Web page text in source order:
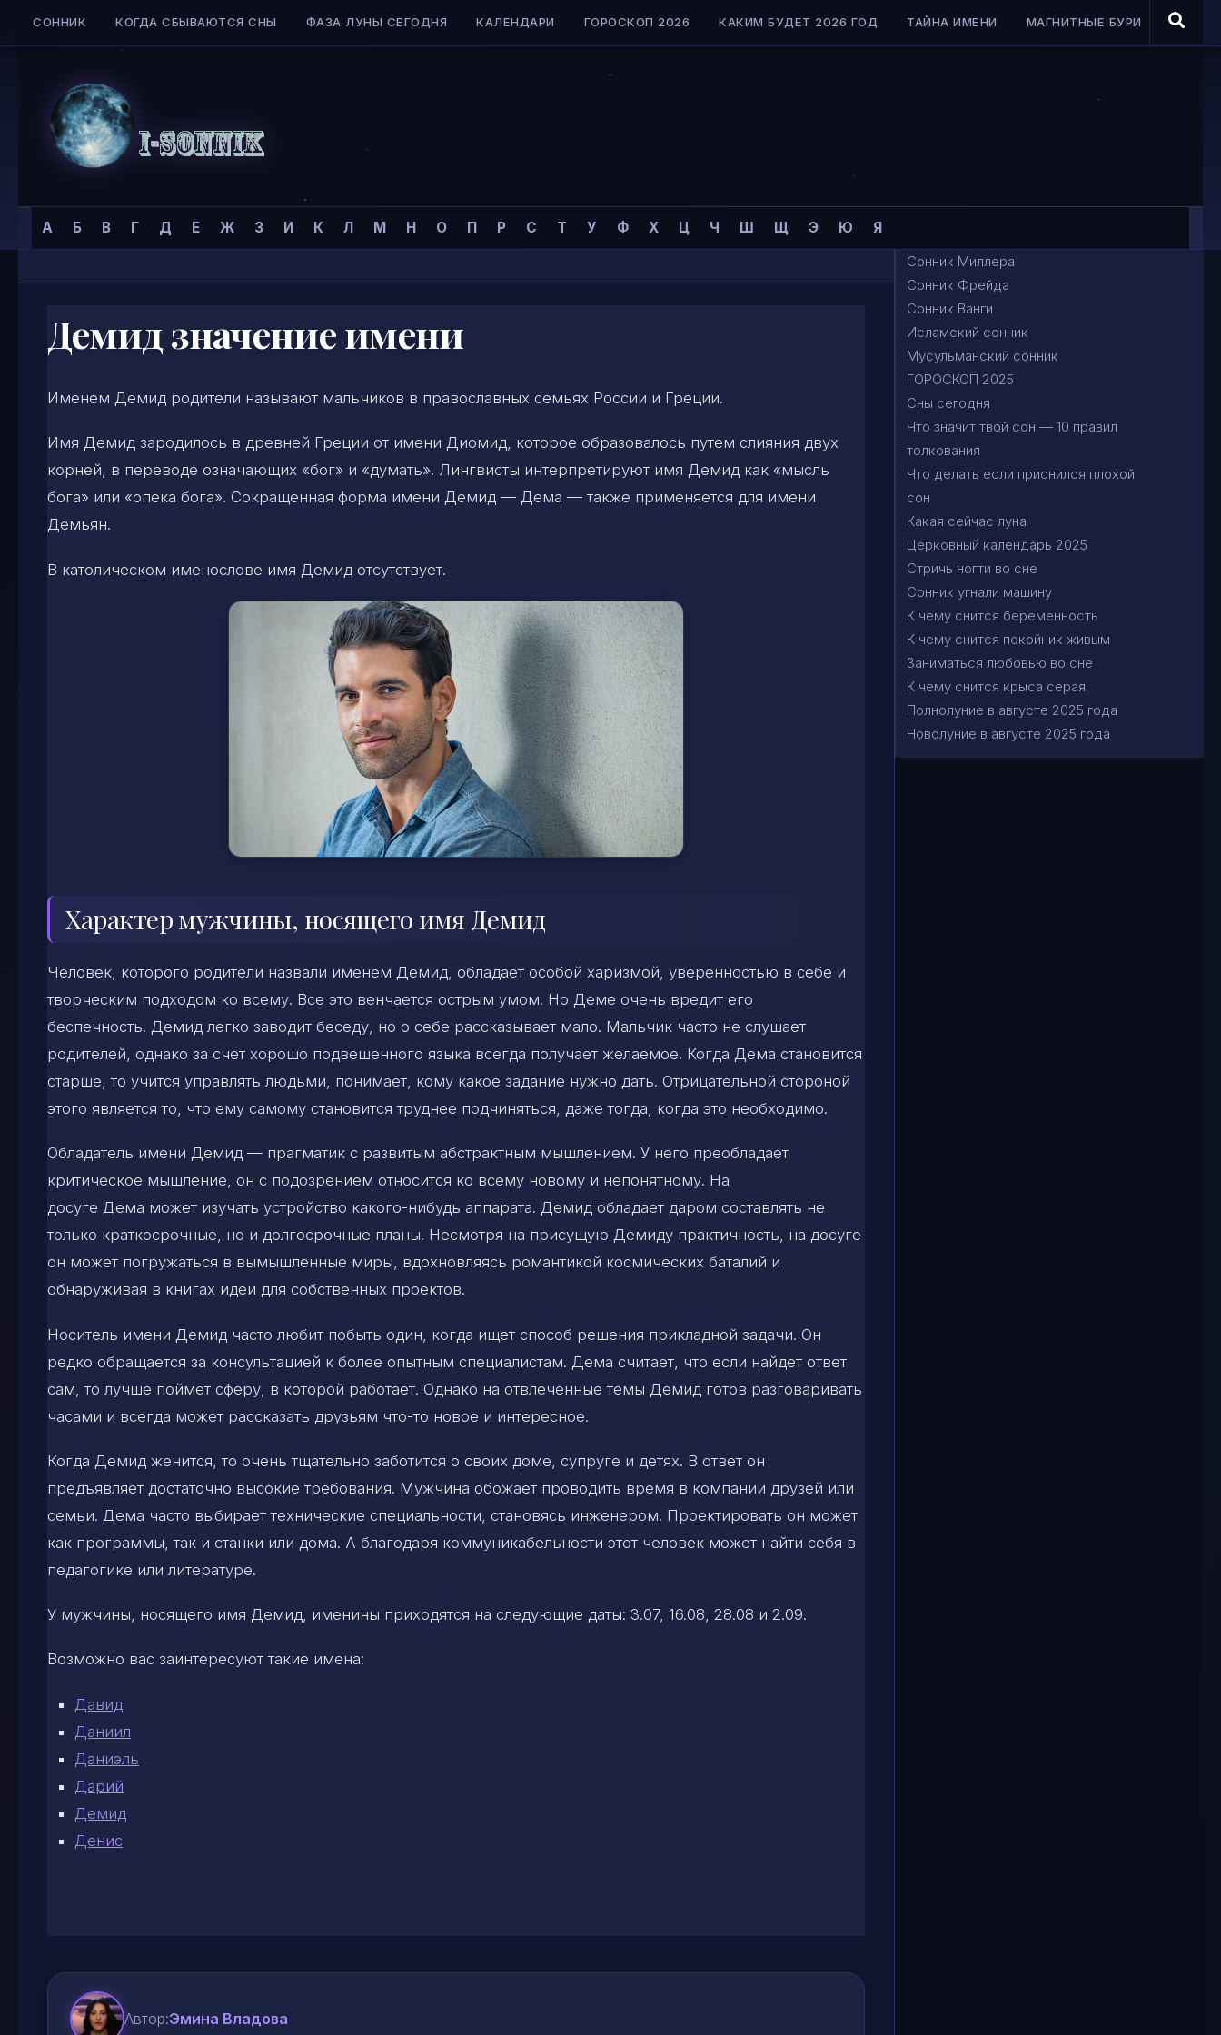
Skip to content
СОННИК КОГДА СБЫВАЮТСЯ СНЫ ФАЗА ЛУНЫ СЕГОДНЯ КАЛЕНДАРИ ГОРОСКОП 2026 КАКИМ БУДЕТ 2026 ГОД ТАЙНА ИМЕНИ МАГНИТНЫЕ БУРИ
Сонник
I-
А Б В Г Д Е Ж З И К Л М Н О П Р С Т У Ф Х Ц Ч Ш Щ Э Ю Я
Главная страница »Тайна имени »Мужские имена
Демид значение имени
Именем Демид родители называют мальчиков в православных семьях России и Греции.
Имя Демид зародилось в древней Греции от имени Диомид, которое образовалось путем слияния двух
корней, в переводе означающих «бог» и «думать». Лингвисты интерпретируют имя Демид как «мысль
бога» или «опека бога». Сокращенная форма имени Демид — Дема — также применяется для имени
Демьян.
В католическом именослове имя Демид отсутствует.
Характер мужчины, носящего имя Демид
Человек, которого родители назвали именем Демид, обладает особой харизмой, уверенностью в себе и
творческим подходом ко всему. Все это венчается острым умом. Но Деме очень вредит его
беспечность. Демид легко заводит беседу, но о себе рассказывает мало. Мальчик часто не слушает
родителей, однако за счет хорошо подвешенного языка всегда получает желаемое. Когда Дема становится
старше, то учится управлять людьми, понимает, кому какое задание нужно дать. Отрицательной стороной
этого является то, что ему самому становится труднее подчиняться, даже тогда, когда это необходимо.
Обладатель имени Демид — прагматик с развитым абстрактным мышлением. У него преобладает
критическое мышление, он с подозрением относится ко всему новому и непонятному. На
досуге Дема может изучать устройство какого-нибудь аппарата. Демид обладает даром составлять не
только краткосрочные, но и долгосрочные планы. Несмотря на присущую Демиду практичность, на досуге
он может погружаться в вымышленные миры, вдохновляясь романтикой космических баталий и
обнаруживая в книгах идеи для собственных проектов.
Носитель имени Демид часто любит побыть один, когда ищет способ решения прикладной задачи. Он
редко обращается за консультацией к более опытным специалистам. Дема считает, что если найдет ответ
сам, то лучше поймет сферу, в которой работает. Однако на отвлеченные темы Демид готов разговаривать
часами и всегда может рассказать друзьям что-то новое и интересное.
Когда Демид женится, то очень тщательно заботится о своих доме, супруге и детях. В ответ он
предъявляет достаточно высокие требования. Мужчина обожает проводить время в компании друзей или
семьи. Дема часто выбирает технические специальности, становясь инженером. Проектировать он может
как программы, так и станки или дома. А благодаря коммуникабельности этот человек может найти себя в
педагогике или литературе.
У мужчины, носящего имя Демид, именины приходятся на следующие даты: 3.07, 16.08, 28.08 и 2.09.
Возможно вас заинтересуют такие имена:
Давид
Даниил
Даниэль
Дарий
Демид
Денис
Автор:Эмина Владова
Сонник Миллера
Сонник Фрейда
Сонник Ванги
Исламский сонник
Мусульманский сонник
ГОРОСКОП 2025
Сны сегодня
Что значит твой сон — 10 правил
толкования
Что делать если приснился плохой
сон
Какая сейчас луна
Церковный календарь 2025
Стричь ногти во сне
Сонник угнали машину
К чему снится беременность
К чему снится покойник живым
Заниматься любовью во сне
К чему снится крыса серая
Полнолуние в августе 2025 года
Новолуние в августе 2025 года